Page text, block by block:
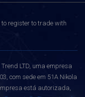
to register to trade with
LTD, uma empresa
com sede em 51A Nikola
está autorizada,